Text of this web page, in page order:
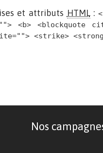
et attributs HTML:
<b> <blockquote
<strike>
Nos